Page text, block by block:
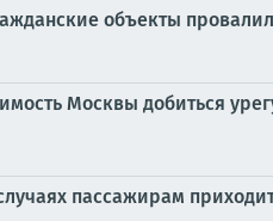
объекты
Москвы добиться
пассажирам